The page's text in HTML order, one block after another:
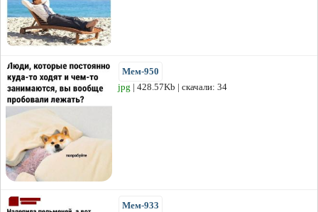
Мем-950
jpg | 428.57Kb | скачали: 34
Мем-933